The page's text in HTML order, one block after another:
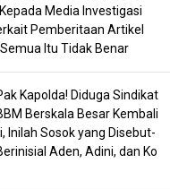
Media Investigasi
Pemberitaan Artikel
Itu Tidak Benar
Kapolda! Diduga Sindikat
Berskala Besar Kembali
Inilah Sosok yang Disebut-
Aden, Adini, dan Ko